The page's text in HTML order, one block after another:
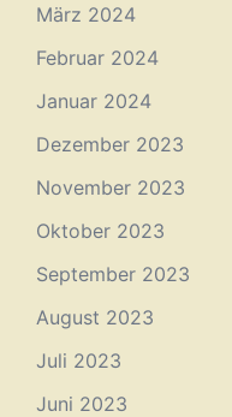
März 2024
Februar 2024
Januar 2024
Dezember 2023
November 2023
Oktober 2023
September 2023
August 2023
Juli 2023
Juni 2023